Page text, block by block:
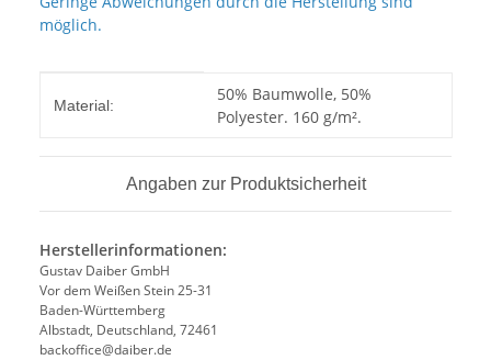
möglich.
Material:
50% Baumwolle, 50%
Polyester. 160 g/m².
Angaben zur Produktsicherheit
Herstellerinformationen:
Gustav Daiber GmbH
Vor dem Weißen Stein 25-31
Baden-Württemberg
Albstadt, Deutschland, 72461
backoffice@daiber.de